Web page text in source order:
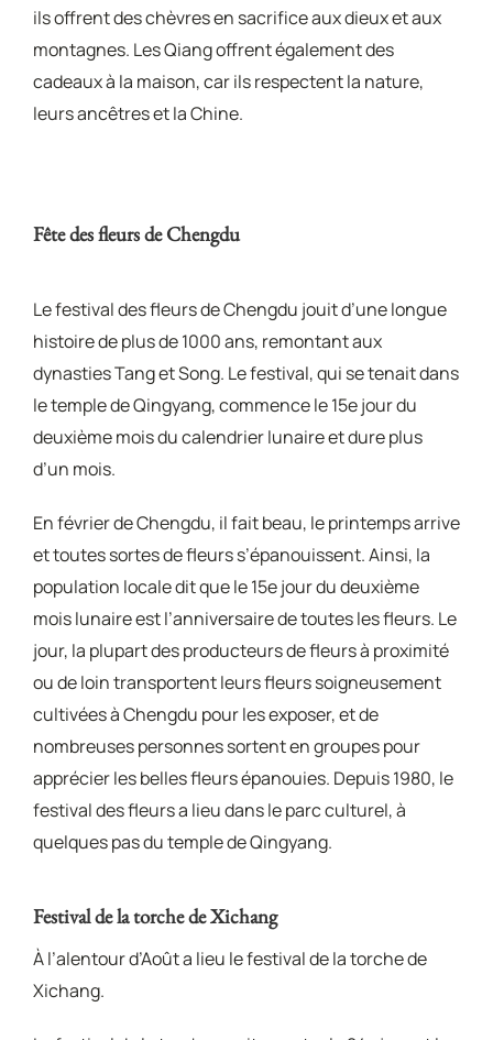
ils offrent des chèvres en sacrifice aux dieux et aux
montagnes. Les Qiang offrent également des
cadeaux à la maison, car ils respectent la nature,
leurs ancêtres et la Chine.
Fête des fleurs de Chengdu
Le festival des fleurs de Chengdu jouit d’une longue
histoire de plus de 1000 ans, remontant aux
dynasties Tang et Song. Le festival, qui se tenait dans
le temple de Qingyang, commence le 15e jour du
deuxième mois du calendrier lunaire et dure plus
d’un mois.
En février de Chengdu, il fait beau, le printemps arrive
et toutes sortes de fleurs s’épanouissent. Ainsi, la
population locale dit que le 15e jour du deuxième
mois lunaire est l’anniversaire de toutes les fleurs. Le
jour, la plupart des producteurs de fleurs à proximité
ou de loin transportent leurs fleurs soigneusement
cultivées à Chengdu pour les exposer, et de
nombreuses personnes sortent en groupes pour
apprécier les belles fleurs épanouies. Depuis 1980, le
festival des fleurs a lieu dans le parc culturel, à
quelques pas du temple de Qingyang.
Festival de la torche de Xichang
À l’alentour d’Août a lieu le festival de la torche de
Xichang.